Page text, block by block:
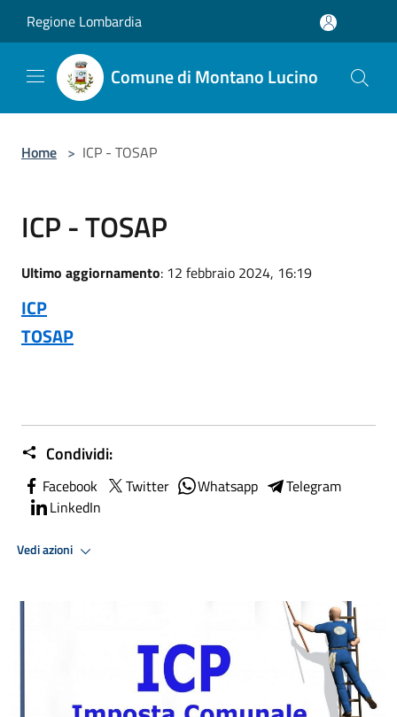
Regione Lombardia
Comune di Montano Lucino
Home > ICP - TOSAP
ICP - TOSAP
Ultimo aggiornamento: 12 febbraio 2024, 16:19
ICP
TOSAP
Condividi:
Facebook Twitter Whatsapp
Telegram
LinkedIn
Vedi azioni